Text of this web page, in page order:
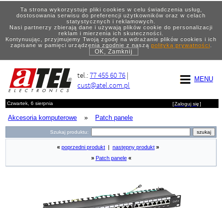
Ta strona wykorzystuje pliki cookies w celu świadczenia usług,
dostosowania serwisu do preferencji użytkowników oraz w celach
statystycznych i reklamowych.
Nasi partnerzy zbierają dane i używają plików cookie do personalizacji
reklam i mierzenia ich skuteczności.
Kontynuując, przyjmujemy Twoją zgodę na wdrażanie plików cookies i ich
zapisane w pamięci urządzenia zgodnie z naszą polityką prywatności.
OK, Zamknij
MENU
tel.:77 455 60 76 |
cust@atel.com.pl
Czwartek, 6 sierpnia [Zaloguj się]
Akcesoria komputerowe » Patch panele
Szukaj produktu:
« poprzedni produkt następny produkt »
» Patch panele «